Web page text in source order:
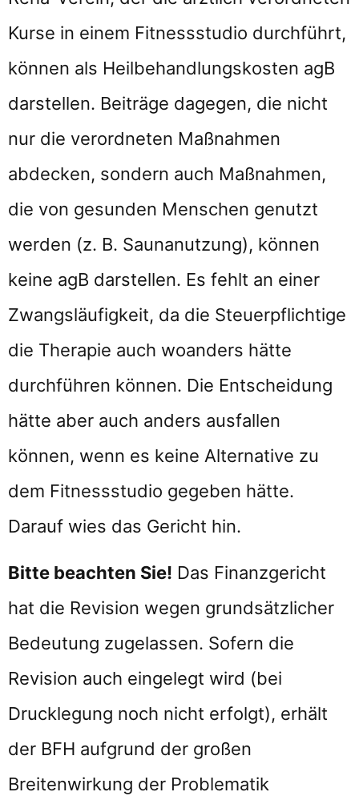
Kurse in einem Fitnessstudio durchführt,
können als Heilbehandlungskosten agB
darstellen. Beiträge dagegen, die nicht
nur die verordneten Maßnahmen
abdecken, sondern auch Maßnahmen,
die von gesunden Menschen genutzt
werden (z. B. Saunanutzung), können
keine agB darstellen. Es fehlt an einer
Zwangsläufigkeit, da die Steuerpflichtige
die Therapie auch woanders hätte
durchführen können. Die Entscheidung
hätte aber auch anders ausfallen
können, wenn es keine Alternative zu
dem Fitnessstudio gegeben hätte.
Darauf wies das Gericht hin.
Bitte beachten Sie! Das Finanzgericht
hat die Revision wegen grundsätzlicher
Bedeutung zugelassen. Sofern die
Revision auch eingelegt wird (bei
Drucklegung noch nicht erfolgt), erhält
der BFH aufgrund der großen
Breitenwirkung der Problematik